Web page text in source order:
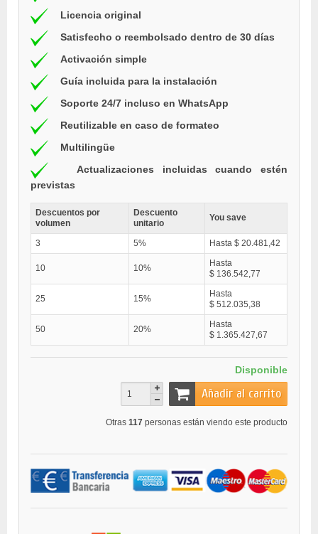
Licencia original
Satisfecho o reembolsado dentro de 30 días
Activación simple
Guía incluida para la instalación
Soporte 24/7 incluso en WhatsApp
Reutilizable en caso de formateo
Multilingüe
Actualizaciones incluidas cuando estén
previstas
Descuentos por
volumen
Descuento
unitario
You save
3 5% Hasta $ 20.481,42
10 10%
Hasta
$ 136.542,77
25 15%
Hasta
$ 512.035,38
50 20%
Hasta
$ 1.365.427,67
Disponible
Añadir al carrito
Otras 117 personas están viendo este producto